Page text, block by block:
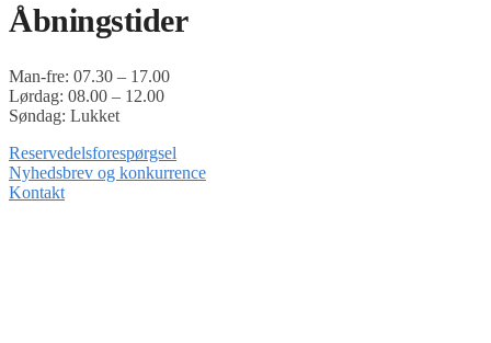
Åbningstider
Man-fre: 07.30 – 17.00
Lørdag: 08.00 – 12.00
Søndag: Lukket
Reservedelsforespørgsel
Nyhedsbrev og konkurrence
Kontakt